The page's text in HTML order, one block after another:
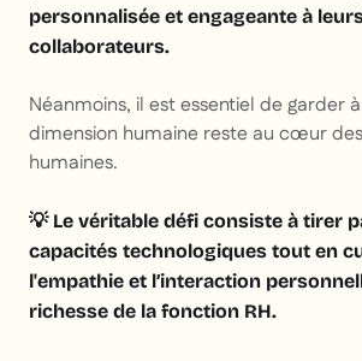
personnalisée et engageante à
collaborateurs.
Néanmoins, il est essentiel de garder
dimension humaine reste au cœur
humaines.
💡 Le véritable défi consiste à tirer
capacités technologiques tout en
l'empathie et l’interaction
richesse de la fonction RH.